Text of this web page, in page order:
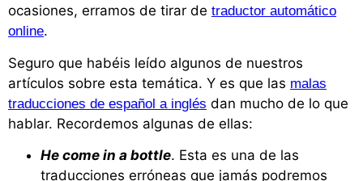
ocasiones, erramos de tirar de traductor automático
online.
Seguro que habéis leído algunos de nuestros
artículos sobre esta temática. Y es que las malas
traducciones de español a inglés dan mucho de lo que
hablar. Recordemos algunas de ellas:
He come in a bottle. Esta es una de las
traducciones erróneas que jamás podremos